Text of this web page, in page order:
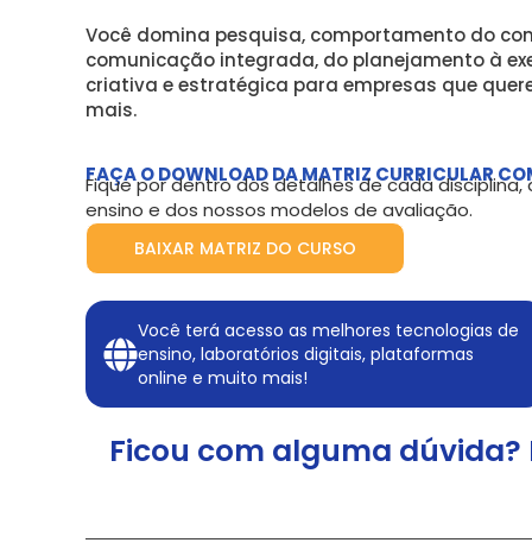
Você domina pesquisa, comportamento do
comunicação integrada, do planejamento à
criativa e estratégica para empresas que
mais.
FAÇA O DOWNLOAD DA MATRIZ CURRICULAR
Fique por dentro dos detalhes de cada
ensino e dos nossos modelos de avaliação.
BAIXAR MATRIZ DO CURSO
Você terá acesso as melhores tecnologias de
ensino, laboratórios digitais, plataformas
online e muito mais!
Ficou com alguma dúvida?